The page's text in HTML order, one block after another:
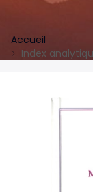
Accueil
Index